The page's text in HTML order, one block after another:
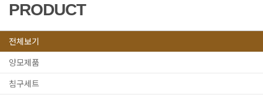
PRODUCT
전체보기
양모제품
침구세트